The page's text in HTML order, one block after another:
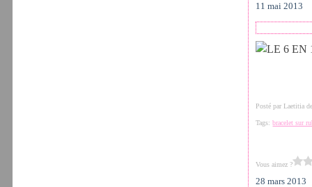
11 mai 2013
Posté par Laetitia
Tags:bracelet sur
Vous aimez ?
28 mars 2013